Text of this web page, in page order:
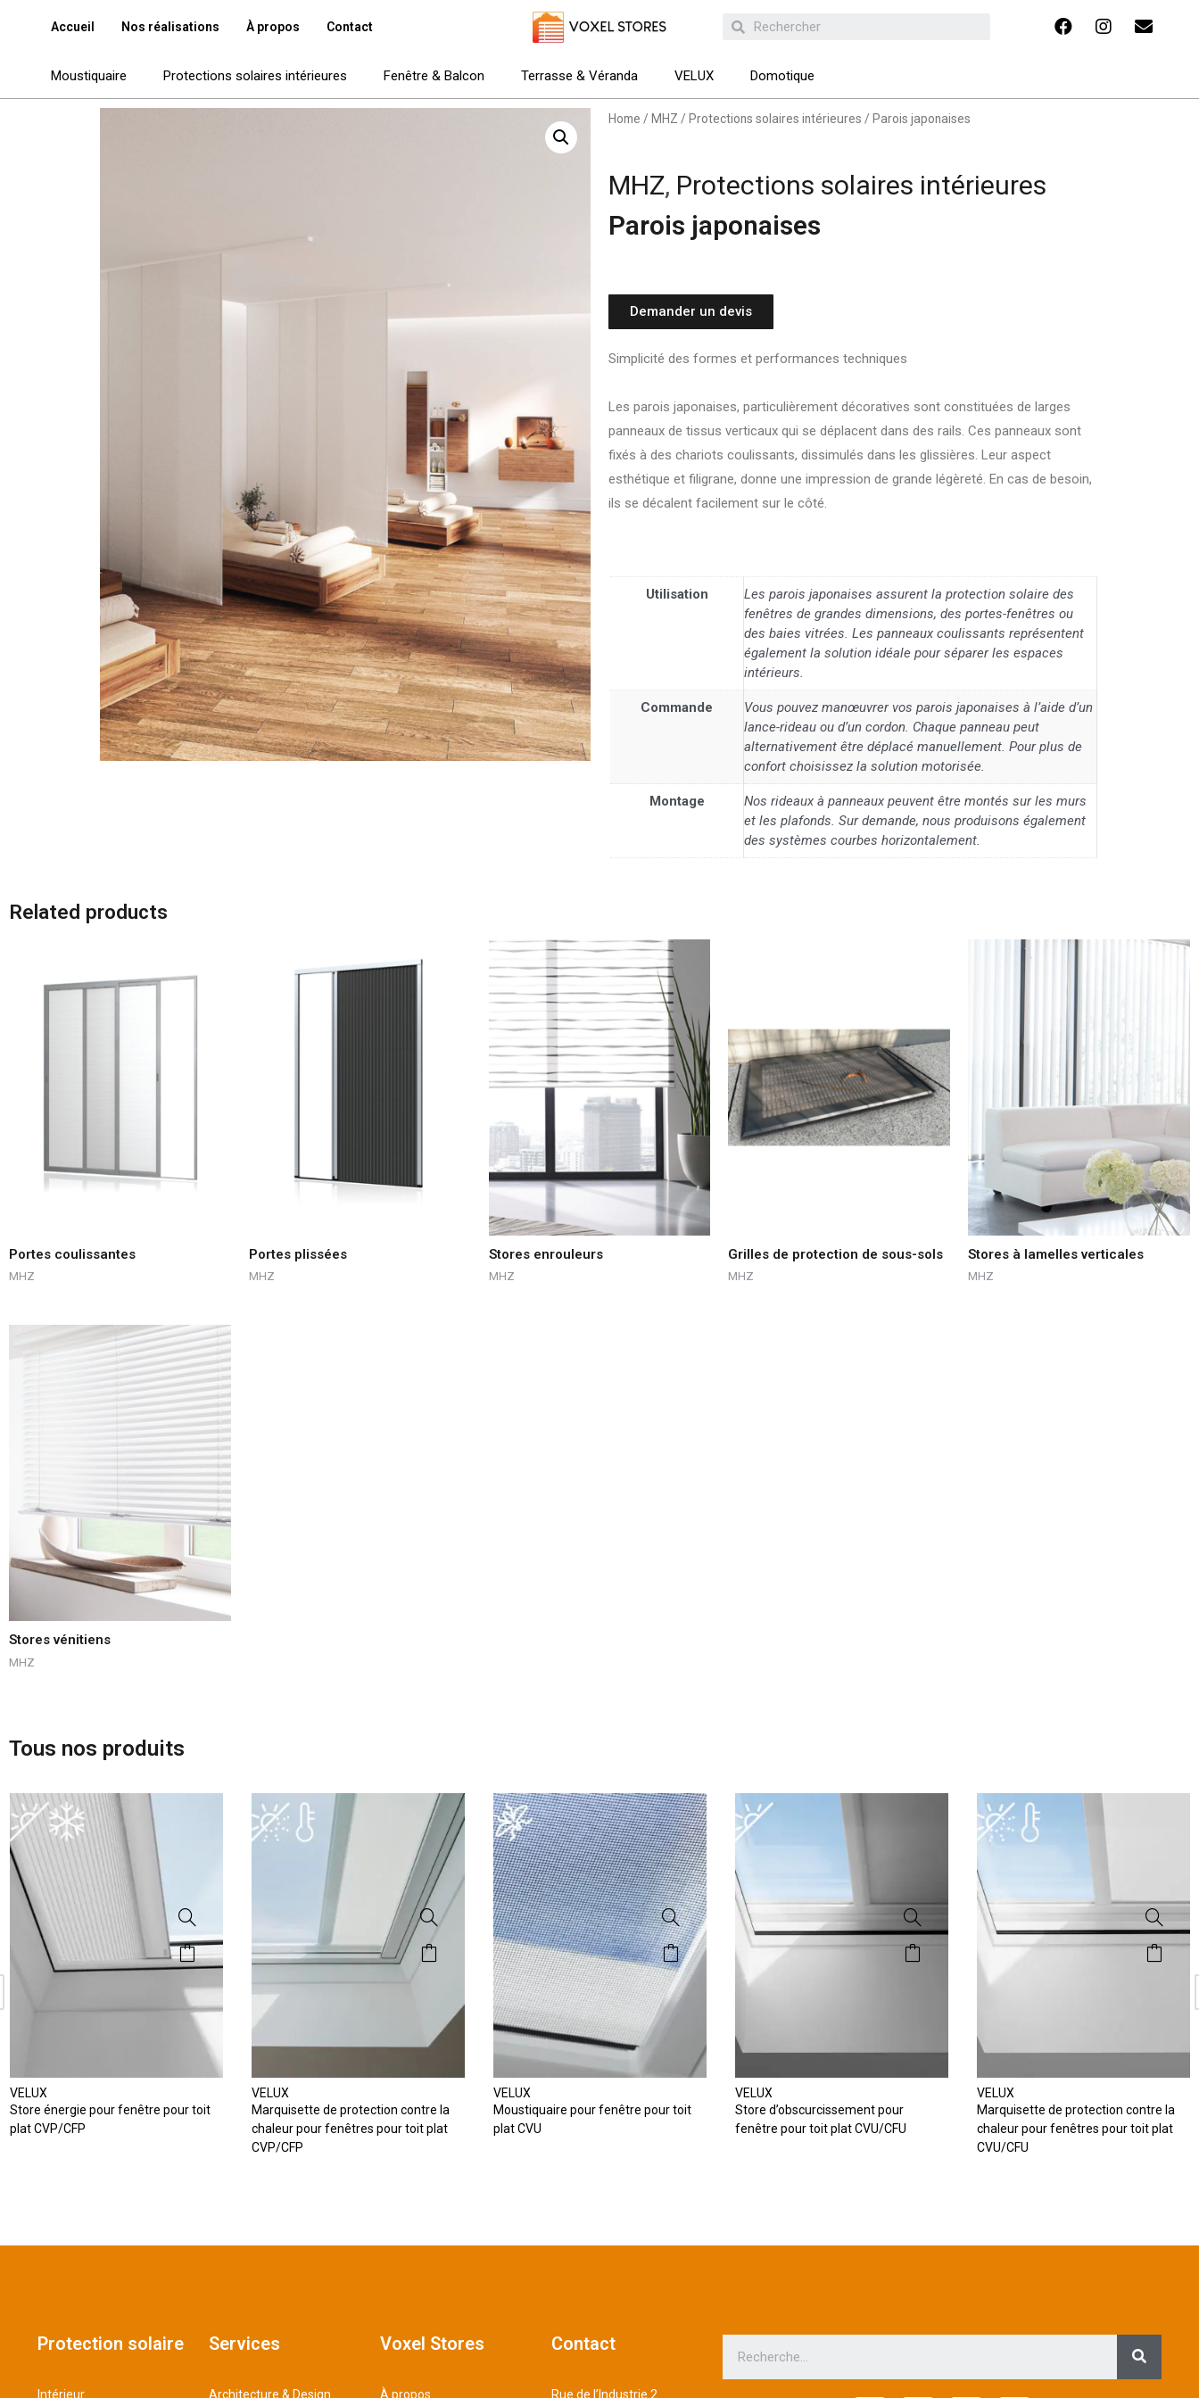
Accueil Nos réalisations À propos Contact
Moustiquaire Protections solaires intérieures Fenêtre & Balcon Terrasse & Véranda VELUX Domotique
Home / MHZ / Protections solaires intérieures / Parois japonaises
MHZ, Protections solaires intérieures
Parois japonaises
Demander un devis
Simplicité des formes et performances techniques
Les parois japonaises, particulièrement décoratives sont constituées de larges
panneaux de tissus verticaux qui se déplacent dans des rails. Ces panneaux sont
fixés à des chariots coulissants, dissimulés dans les glissières. Leur aspect
esthétique et filigrane, donne une impression de grande légèreté. En cas de besoin,
ils se décalent facilement sur le côté.
Utilisation
Les parois japonaises assurent la protection solaire des
fenêtres de grandes dimensions, des portes-fenêtres ou
des baies vitrées. Les panneaux coulissants représentent
également la solution idéale pour séparer les espaces
intérieurs.
Commande
Vous pouvez manœuvrer vos parois japonaises à l’aide d’un
lance-rideau ou d’un cordon. Chaque panneau peut
alternativement être déplacé manuellement. Pour plus de
confort choisissez la solution motorisée.
Montage
Nos rideaux à panneaux peuvent être montés sur les murs
et les plafonds. Sur demande, nous produisons également
des systèmes courbes horizontalement.
Related products
Portes coulissantes
MHZ
Portes plissées
MHZ
Stores enrouleurs
MHZ
Grilles de protection de sous-sols
MHZ
Stores à lamelles verticales
MHZ
Stores vénitiens
MHZ
Tous nos produits
VELUX
Store énergie pour fenêtre pour toit
plat CVP/CFP
VELUX
Marquisette de protection contre la
chaleur pour fenêtres pour toit plat
CVP/CFP
VELUX
Moustiquaire pour fenêtre pour toit
plat CVU
VELUX
Store d’obscurcissement pour
fenêtre pour toit plat CVU/CFU
VELUX
Marquisette de protection contre la
chaleur pour fenêtres pour toit plat
CVU/CFU
Protection solaire
Intérieur
Services
Architecture & Design
Voxel Stores
À propos
Contact
Rue de l’Industrie 2